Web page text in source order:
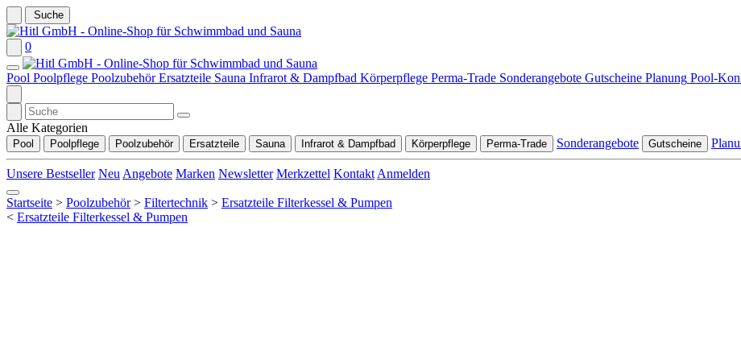
Suche
0
Pool Poolpflege Poolzubehör Ersatzteile Sauna Infrarot & Dampfbad Körperpflege Perma-Trade Sonderangebote Gutscheine Planung Pool-
Alle Kategorien
Pool Poolpflege Poolzubehör Ersatzteile Sauna Infrarot & Dampfbad Körperpflege Perma-Trade Sonderangebote Gutscheine
Unsere Bestseller Neu Angebote Marken Newsletter Merkzettel Kontakt Anmelden
Startseite > Poolzubehör> Filtertechnik > Ersatzteile Filterkessel & Pumpen
< Ersatzteile Filterkessel & Pumpen